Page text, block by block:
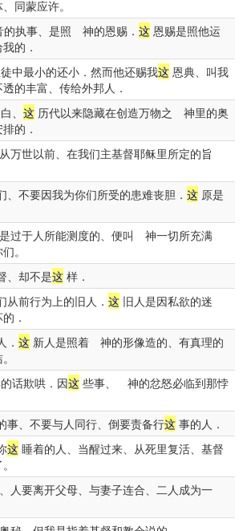
同蒙应许。
的执事、是照 神的恩赐． 这 恩赐是照他运
的．
中最小的还小．然而他还赐我这 恩典、叫我
的丰富、传给外邦人．
、 这 历代以来隐藏在创造万物之 神里的奥
的．
世以前、在我们主基督耶稣里所定的旨
、不要因我为你们所受的患难丧胆． 这 原是
过于人所能测度的、便叫 神一切所充满
。
、却不是这 样．
从前行为上的旧人． 这 旧人是因私欲的迷
．
． 这 新人是照着 神的形像造的、有真理的
话欺哄．因这 些事、 神的忿怒必临到那悖
事、不要与人同行、倒要责备行这 事的人．
这 睡着的人、当醒过来、从死里复活、基督
人要离开父母、与妻子连合、二人成为一